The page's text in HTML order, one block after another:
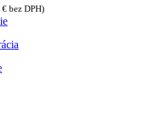
€ bez DPH)